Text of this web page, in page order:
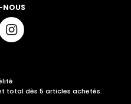
NOUS
total dès 5 articles achetés.